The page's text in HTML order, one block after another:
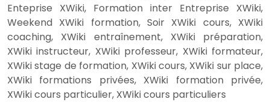
Enteprise XWiki, Formation inter Entreprise XWiki,
Weekend XWiki formation, Soir XWiki cours, XWiki
coaching, XWiki entraînement, XWiki préparation,
XWiki instructeur, XWiki professeur, XWiki formateur,
XWiki stage de formation, XWiki cours, XWiki sur place,
XWiki formations privées, XWiki formation privée,
XWiki cours particulier, XWiki cours particuliers